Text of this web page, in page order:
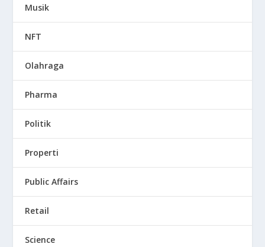
Musik
NFT
Olahraga
Pharma
Politik
Properti
Public Affairs
Retail
Science